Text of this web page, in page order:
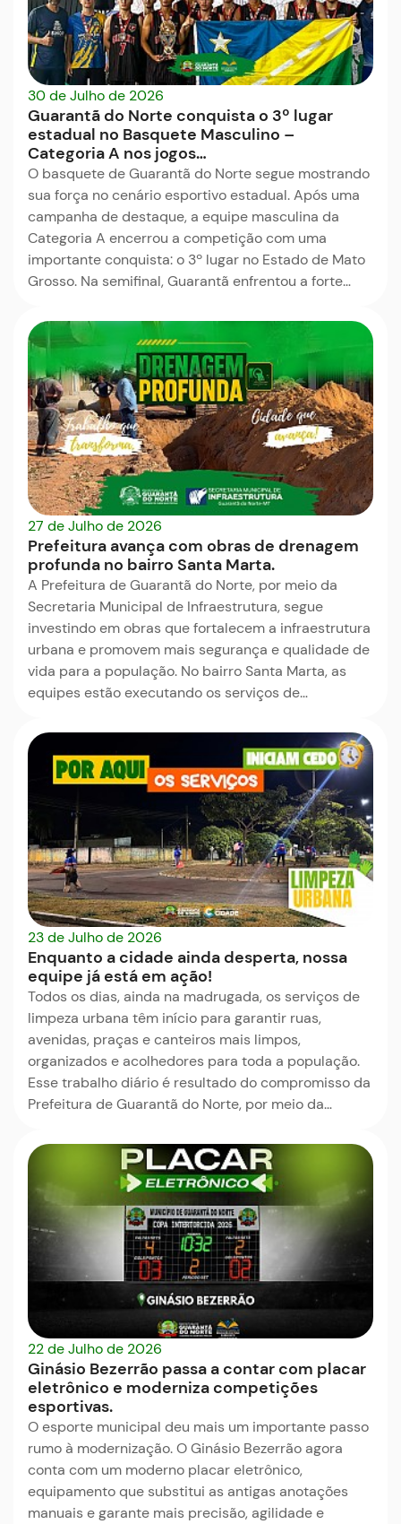
30 de Julho de 2026
Guarantã do Norte conquista o 3º lugar
estadual no Basquete Masculino –
Categoria A nos jogos…
O basquete de Guarantã do Norte segue mostrando
sua força no cenário esportivo estadual. Após uma
campanha de destaque, a equipe masculina da
Categoria A encerrou a competição com uma
importante conquista: o 3º lugar no Estado de Mato
Grosso. Na semifinal, Guarantã enfrentou a forte…
27 de Julho de 2026
Prefeitura avança com obras de drenagem
profunda no bairro Santa Marta.
A Prefeitura de Guarantã do Norte, por meio da
Secretaria Municipal de Infraestrutura, segue
investindo em obras que fortalecem a infraestrutura
urbana e promovem mais segurança e qualidade de
vida para a população. No bairro Santa Marta, as
equipes estão executando os serviços de…
23 de Julho de 2026
Enquanto a cidade ainda desperta, nossa
equipe já está em ação!
Todos os dias, ainda na madrugada, os serviços de
limpeza urbana têm início para garantir ruas,
avenidas, praças e canteiros mais limpos,
organizados e acolhedores para toda a população.
Esse trabalho diário é resultado do compromisso da
Prefeitura de Guarantã do Norte, por meio da…
22 de Julho de 2026
Ginásio Bezerrão passa a contar com placar
eletrônico e moderniza competições
esportivas.
O esporte municipal deu mais um importante passo
rumo à modernização. O Ginásio Bezerrão agora
conta com um moderno placar eletrônico,
equipamento que substitui as antigas anotações
manuais e garante mais precisão, agilidade e